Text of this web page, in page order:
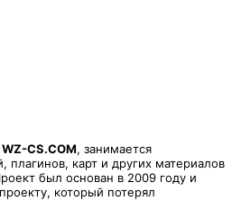
WZ-CS.COM, занимается
плагинов, карт и других материалов
был основан в 2009 году и
который потерял